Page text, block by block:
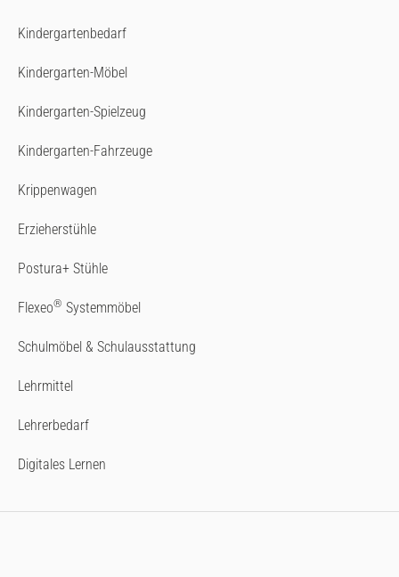
Kindergartenbedarf
Kindergarten-Möbel
Kindergarten-Spielzeug
Kindergarten-Fahrzeuge
Krippenwagen
Erzieherstühle
Postura+ Stühle
Flexeo® Systemmöbel
Schulmöbel & Schulausstattung
Lehrmittel
Lehrerbedarf
Digitales Lernen